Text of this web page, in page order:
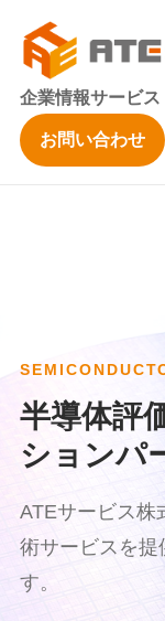
企業情報サービス
お問い合わせ
半導体評
ションパ
ATEサービス株
術サービスを
す。